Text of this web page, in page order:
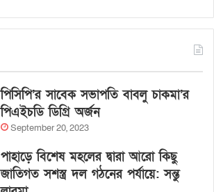
পিসিপি’র সাবেক সভাপতি বাবলু চাকমা’র
পিএইচডি ডিগ্রি অর্জন
September 20, 2023
পাহাড়ে বিশেষ মহলের দ্বারা আরো কিছু
জাতিগত সশস্ত্র দল গঠনের পর্যায়ে: সন্তু